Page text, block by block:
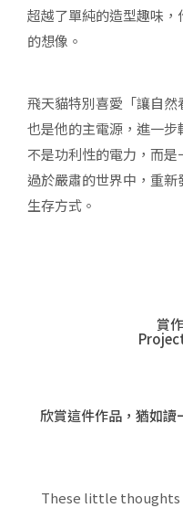
超越了單純的造型趣味
的想像。
飛天貓特別喜愛「讓自
也是他的主電源，進一
不是功利性的電力，而
過於嚴肅的世界中，重
生存方式。
賞
欣賞這件作品，猶如
These little thoughts